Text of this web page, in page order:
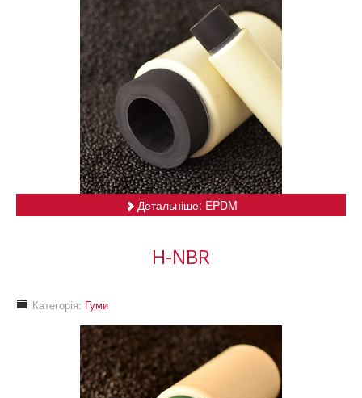
Детальніше: EPDM
H-NBR
Категорія: Гуми